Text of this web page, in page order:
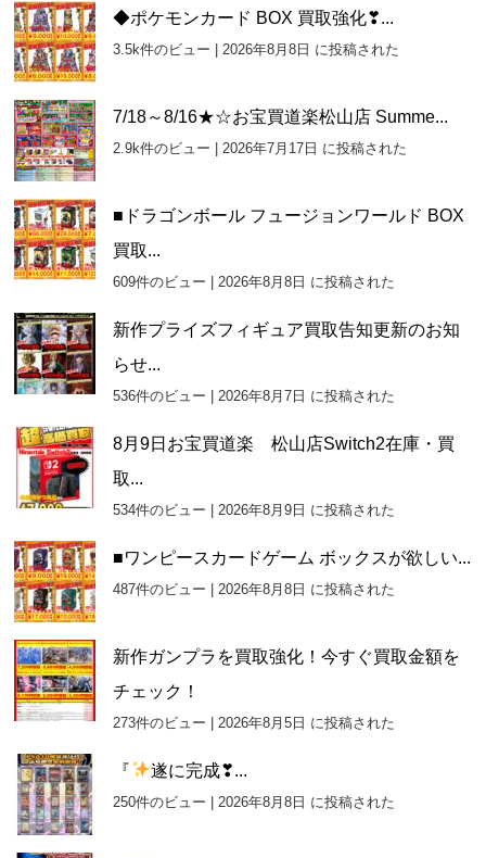
カ
イ
ブ
◆ポケモンカード BOX 買取強化❣...
3.5k件のビュー 2026年8月8日 に投稿された
7/18～8/16★☆お宝買道楽松山店 Summe...
2.9k件のビュー 2026年7月17日 に投稿された
■ドラゴンボール フュージョンワールド BOX
買取...
609件のビュー 2026年8月8日 に投稿された
新作プライズフィギュア買取告知更新のお知
らせ...
536件のビュー 2026年8月7日 に投稿された
8月9日お宝買道楽 松山店Switch2在庫・買
取...
534件のビュー 2026年8月9日 に投稿された
■ワンピースカードゲーム ボックスが欲しい...
487件のビュー 2026年8月8日 に投稿された
新作ガンプラを買取強化！今すぐ買取金額を
チェック！
273件のビュー 2026年8月5日 に投稿された
『 遂に完成❣...
250件のビュー 2026年8月8日 に投稿された